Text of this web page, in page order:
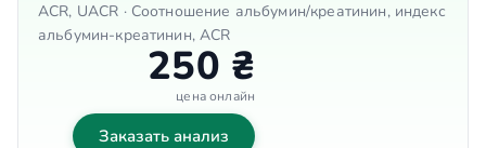
ACR, UACR · Соотношение альбумин/креатинин, индекс
альбумин-креатинин, ACR
250 ₴
цена онлайн
Заказать анализ